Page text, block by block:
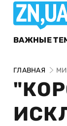
ВАЖНЫЕ
ГЛАВНАЯ